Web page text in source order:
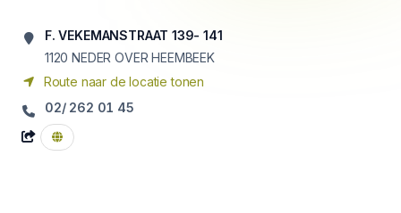
F. VEKEMANSTRAAT 139- 141
1120 NEDER OVER HEEMBEEK
Route naar de locatie tonen
02/ 262 01 45